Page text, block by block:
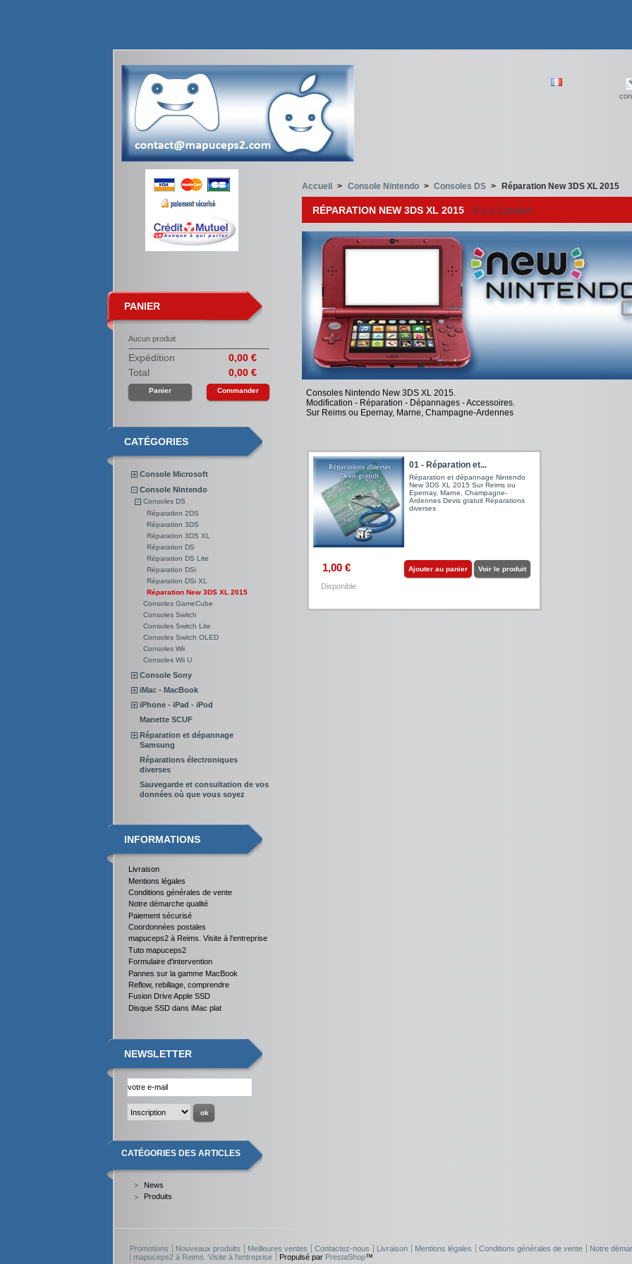
PANIER
Aucun produit
Expédition
0,00 €
Total
0,00 €
Panier Commander
CATÉGORIES
Console Microsoft
Console Nintendo
Consoles DS
Réparation 2DS
Réparation 3DS
Réparation 3DS XL
Réparation DS
Réparation DS Lite
Réparation DSi
Réparation DSi XL
Réparation New 3DS XL 2015
Consoles GameCube
Consoles Switch
Consoles Switch Lite
Consoles Switch OLED
Consoles Wii
Consoles Wii U
Console Sony
iMac - MacBook
iPhone - iPad - iPod
Manette SCUF
Réparation et dépannage
Samsung
Réparations électroniques
diverses
Sauvegarde et consultation de vos
données où que vous soyez
INFORMATIONS
Livraison
Mentions légales
Conditions générales de vente
Notre démarche qualité
Paiement sécurisé
Coordonnées postales
mapuceps2 à Reims. Visite à l'entreprise
Tuto mapuceps2
Formulaire d'intervention
Pannes sur la gamme MacBook
Reflow, rebillage, comprendre
Fusion Drive Apple SSD
Disque SSD dans iMac plat
NEWSLETTER
CATÉGORIES DES ARTICLES
News
Produits
Accueil > Console Nintendo > Consoles DS > Réparation New 3DS XL 2015
RÉPARATION NEW 3DS XL 2015 Il y a 1 produit.
Consoles Nintendo New 3DS XL 2015.
Modification - Réparation - Dépannages - Accessoires.
Sur Reims ou Epernay, Marne, Champagne-Ardennes
01 - Réparation et...
Réparation et dépannage Nintendo
New 3DS XL 2015 Sur Reims ou
Epernay, Marne, Champagne-
Ardennes Devis gratuit Réparations
diverses
1,00 €
Disponible
Ajouter au panier Voir le produit
Promotions Nouveaux produits Meilleures ventes Contactez-nous Livraison Mentions légales Conditions générales de vente
Notre
mapuceps2 à Reims. Visite à l'entreprise
Propulsé par PrestaShop™